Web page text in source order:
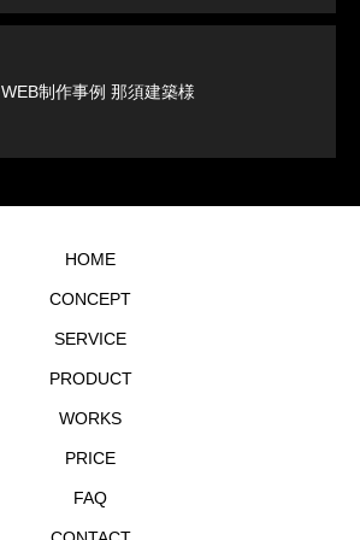
WEB制作事例 那須建築様
HOME
CONCEPT
SERVICE
PRODUCT
WORKS
PRICE
FAQ